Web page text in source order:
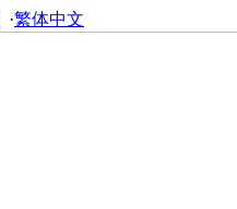
·繁体中文